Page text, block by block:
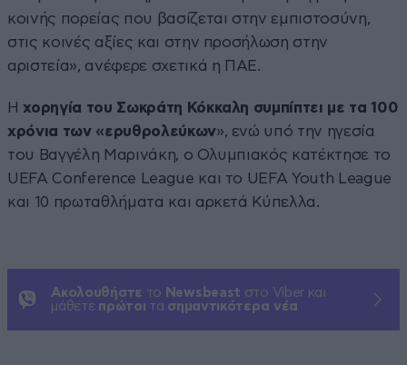
κοινής πορείας που βασίζεται στην εμπιστοσύνη,
στις κοινές αξίες και στην προσήλωση στην
αριστεία», ανέφερε σχετικά η ΠΑΕ.
Η χορηγία του Σωκράτη Κόκκαλη συμπίπτει με τα 100
χρόνια των «ερυθρολεύκων», ενώ υπό την ηγεσία
του Βαγγέλη Μαρινάκη, ο Ολυμπιακός κατέκτησε το
UEFA Conference League και το UEFA Youth League
και 10 πρωταθλήματα και αρκετά Κύπελλα.
Ακολουθήστε το Newsbeast στο Viber και
μάθετε πρώτοι τα σημαντικότερα νέα